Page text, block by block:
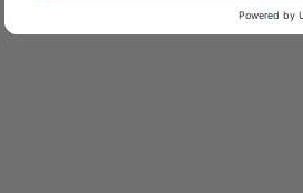
Spielzeug ab 2